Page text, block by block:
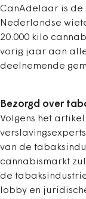
CanAdelaar is de
Nederlandse
20.000 kilo
vorig jaar aan
deelnemende
Bezorgd over
Volgens het
van de
cannabismarkt
de
lobby en